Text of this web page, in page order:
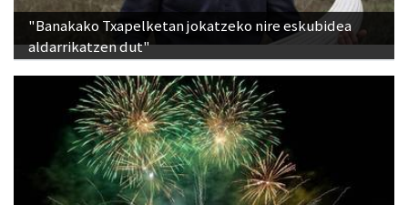
"Banakako Txapelketan jokatzeko nire eskubidea
aldarrikatzen dut"